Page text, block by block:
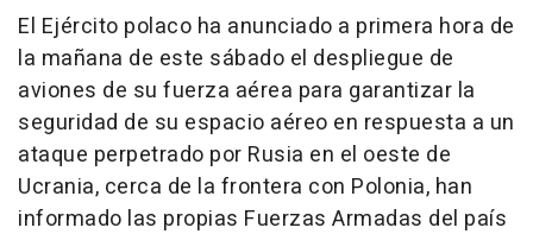
El Ejército polaco ha anunciado a primera hora de
la mañana de este sábado el despliegue de
aviones de su fuerza aérea para garantizar la
seguridad de su espacio aéreo en respuesta a un
ataque perpetrado por Rusia en el oeste de
Ucrania, cerca de la frontera con Polonia, han
informado las propias Fuerzas Armadas del país